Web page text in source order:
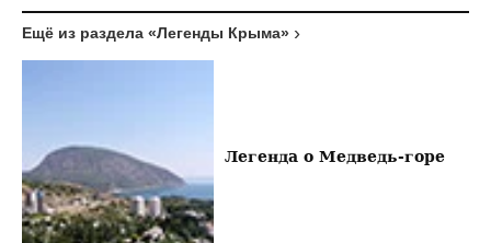
Ещё из раздела «Легенды Крыма»
Легенда о Медведь-горе